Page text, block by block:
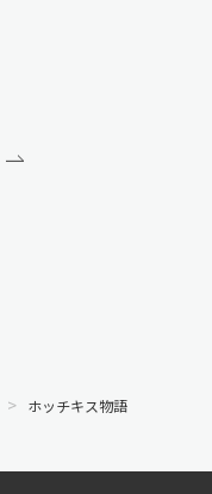
ホッチキス物語